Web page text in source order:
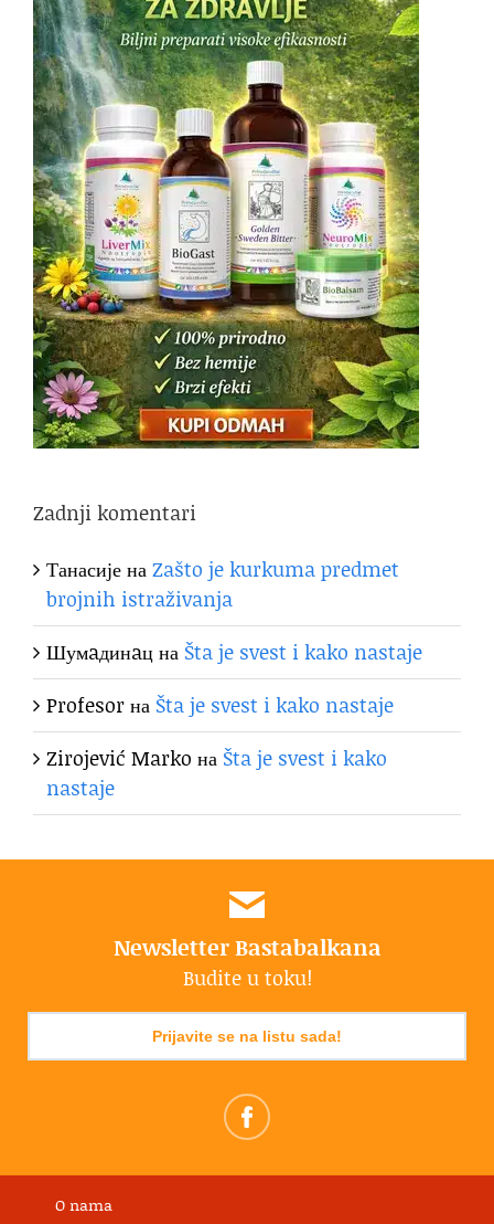
Zadnji komentari
ТанасијенаZašto je kurkuma predmet
brojnih istraživanja
Шумaдинaцна Šta je svest i kako nastaje
Profesorна Šta je svest i kako nastaje
Zirojević Marko на Šta je svest i kako
nastaje
Newsletter Bastabalkana
Budite u toku!
Prijavite se na listu sada!
O nama